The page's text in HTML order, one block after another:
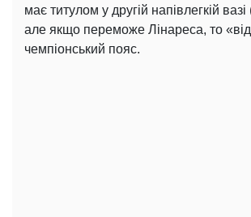
має титулом у другій напівлегкій
але якщо переможе Лінареса, то
чемпіонський пояс.